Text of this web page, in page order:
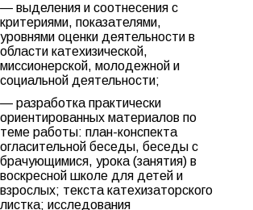
— выделения и соотнесения с
критериями, показателями,
уровнями оценки деятельности в
области катехизической,
миссионерской, молодежной и
социальной деятельности;
— разработка практически
ориентированных материалов по
теме работы: план-конспекта
огласительной беседы, беседы с
брачующимися, урока (занятия) в
воскресной школе для детей и
взрослых; текста катехизаторского
листка; исследования